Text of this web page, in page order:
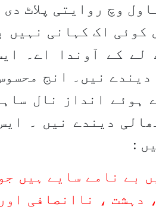
وچ روایتی پلاٹ
کوئی اک کہانی نہیں
لے کے آوندا اے۔
نیں۔ انج
ہوئے انداز نال
دیندے نیں ۔
:
بے نامے سایے ہیں
دہشت ، ناانصافی